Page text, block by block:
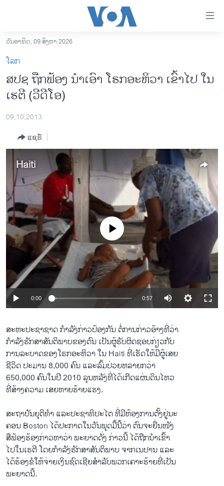
ເຂົ້າ
ຫາ
ຂ້າມ
ຂ້າມ
ຫາ
ອາເມຣິກາ
ຂ່າວ​ຈີນ
ໂລກ
ເອເຊຍ
ອິດສະຫຼະພາບດ້ານການຂ່າວ
ຊີວິດຊາວລາວ
ຊຸມຊົນຊາວລາວ
ວິທະຍາສາດ-ເທັກໂນໂລຈີ
ທຸລະກິດ
ພາສາອັງກິດ
ວີດີໂອ
ສຽງ
ລາຍງານ
ຕິດຕາມພວກເຮົາ ທີ່
ພາສາຕ່າງໆ
ວັນອາທິດ, 09 ສິງຫາ 2026
ໂລກ
ສປຊ ຖືກຟ້ອງ ນຳເອົາ ໂຣກອະຫິວາ ເຂົ້າໄປ ໃນ
ເຮຕີ (ວີດີໂອ)
09,10,2013
ແຊຣ໌
Haiti
No media source currently available
0:00 0:57
ສະຫະ​ປະຊາ​ຊາດ ກໍາລັງ​ກ່າວປ້ອງ​ກັນ​ ຕໍ່​ການ​ກ່າວ​ອ້າງ​ທີ່​ວ່າ
ກຳລັງ​ຮັກສາ​ສັນຕິພາບ​ຂອງ​ຕົນ ​ເປັນ​ຜູ້​ຮັບຜິດຊອບ​ກ່ຽວ​ກັບ
ການລະ​ບາດ​ຂອງ​ໂຣກອະຫິ​ວາ ​ໃນ​ Haiti ທີ່ເຮັດ​ໃຫ້​ມີ​ຜູ້​ເສຍ​
ຊີວິດ ປະມານ 8,000 ຄົນ ​ແລະ​ລົ້ມປ່ວຍ​ຫລາຍ​ກວ່າ
650,000 ​ຄົນ​ໃນ​ປີ 2010 ລຸນຫລັງ​ທີ່​ໄດ້​ເກີດ​ແຜ່ນດິນ​ໄຫວ
ທີ່​ສ້າງ​ຄວາມ ​ເສຍ​ຫາຍຮ້າຍ​ແຮງ.
ສະ​ຖາ​ບັນ​ຍຸຕິ​ທໍາ ​ແລະ​ປະຊາທິປະ​ໄຕ ທີ່​ມີ​ຫ້ອງການ​ຕັ້ງ​ຢູ່​ນະ
ຄອນ Boston ​ໄດ້​ປະກາດ​ໃນ​ວັນ​ພຸດ​ມື້​ນີ້​ວ່າ ຕົນ​ຈະ​ຍື່ນໜັງ
ສືຟ້ອງ​ຮ້ອງກ່າວ​ຫາ​ວ່າ ພະຍາດດັ່ງ ກ່າວ​ນີ້ ​ໄດ້​ຖືກ​ນໍາເຂົ້າ​
ໄປ​ໃນ​ເຮ​ຕີ ​ໂດຍກຳລັງຮັກສາ​ສັນຕິ​ພາບ ຈາກ​ເນ​ປານ ​ແລະ
​ໄດ້​ຮ້ອງ​ຂໍ​ໃຫ້​ຈ່າຍ​ເງິນ​ຊົດ​ເຊີຍ​ສຳລັບ​ພວກ​ເຄາະ​ຮ້າຍ​ທີ່​ເປັນ​
ພະຍາດນີ້.